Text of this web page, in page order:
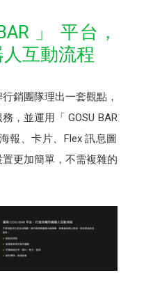
」 平台，
互動流程
銷團隊理出一套觀點，
，並運用「 GOSU BAR
報、卡片、Flex 訊息圖
更加簡單，不需複雜的